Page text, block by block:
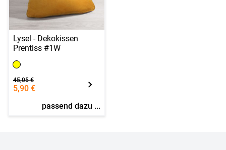
Lysel - Dekokissen
Prentiss #1W
45,05 €
5,90 €
passend dazu ...